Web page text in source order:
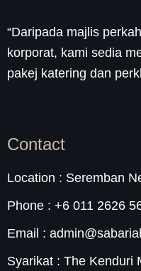
“Daripada majlis
korporat, kami sedia
pakej katering dan
Contact
Location : Seremban
Phone : +6 011 2626
Email :
Syarikat : The Kenduri